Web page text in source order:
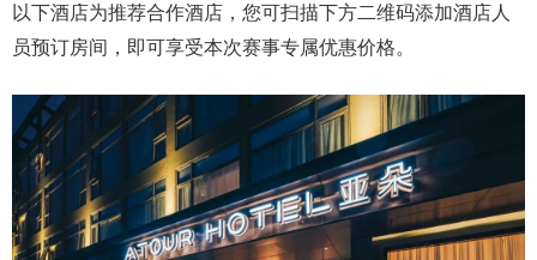
以下酒店为推荐合作酒店，您可扫描下方二维码添加酒店人
员预订房间，即可享受本次赛事专属优惠价格。